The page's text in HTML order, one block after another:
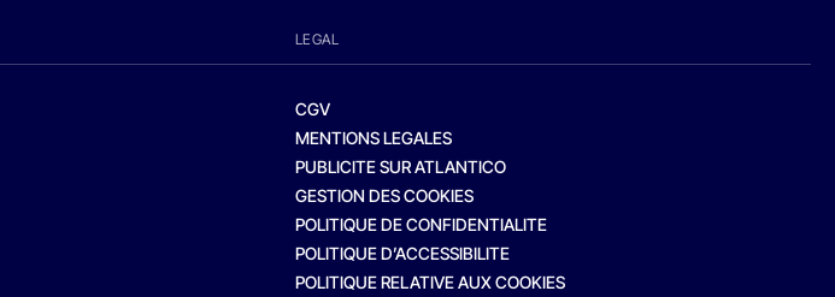
LEGAL
CGV
MENTIONS LEGALES
PUBLICITE SUR ATLANTICO
GESTION DES COOKIES
POLITIQUE DE CONFIDENTIALITE
POLITIQUE D’ACCESSIBILITE
POLITIQUE RELATIVE AUX COOKIES